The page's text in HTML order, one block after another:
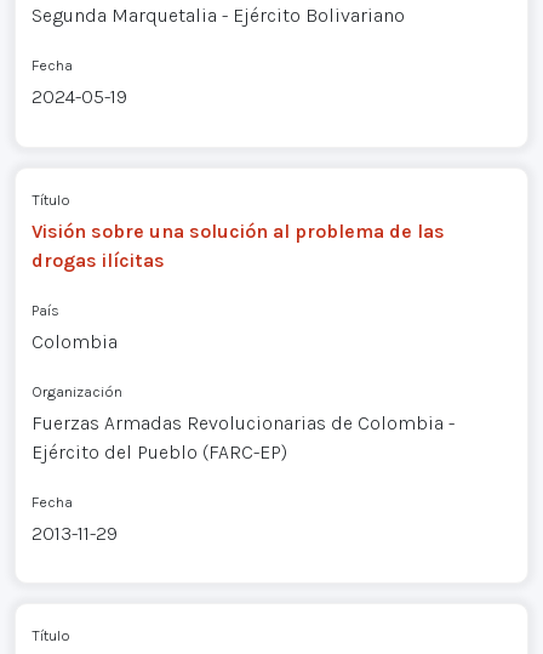
Segunda Marquetalia - Ejército Bolivariano
Fecha
2024-05-19
Título
Visión sobre una solución al problema de las
drogas ilícitas
País
Colombia
Organización
Fuerzas Armadas Revolucionarias de Colombia -
Ejército del Pueblo (FARC-EP)
Fecha
2013-11-29
Título